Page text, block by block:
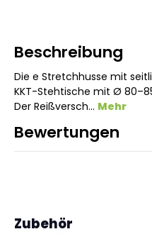
Beschreibung
Die e Stretchhusse mit
KKT-Stehtische mit Ø
Der Reißversch… Mehr
Bewertungen
Produktgalerie überspringen
Zubehör